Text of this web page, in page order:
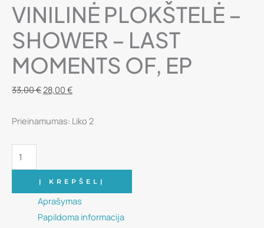
VINILINĖ PLOKŠTELĖ –
SHOWER – LAST
MOMENTS OF, EP
33,00€ Original
was:
28,00 €Current
is:
Prieinamumas: Liko 2
produkto
kiekis:
plokštelė
Į KREPŠELĮ
Aprašymas
Papildoma informacija